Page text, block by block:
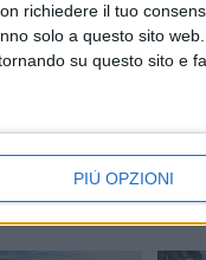
richiedere il tuo
solo a questo sito
su questo sito e
PIÙ OPZIONI
incendio in galleria